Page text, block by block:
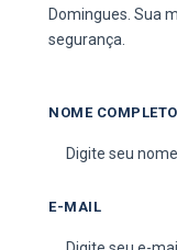
Domingues. Sua
segurança.
NOME COMPLETO
E-MAIL